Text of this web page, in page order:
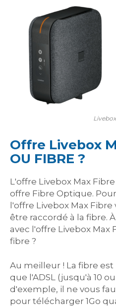
Offre Livebox
OU FIBRE ?
L'offre Livebox Max
offre Fibre Optique.
l'offre Livebox Max
être raccordé à la fibre.
avec l'offre Livebox Max
fibre ?
Au meilleur ! La fibre
que l'ADSL (jusqu'à 10
d'exemple, il ne vous
pour télécharger 1Go